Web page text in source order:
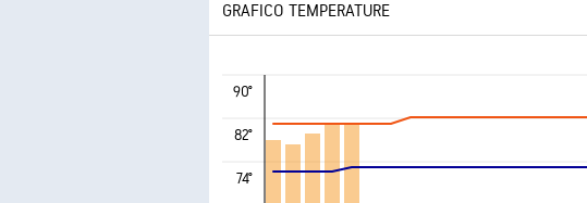
GRAFICO TEMPERATURE
90°
82°
74°